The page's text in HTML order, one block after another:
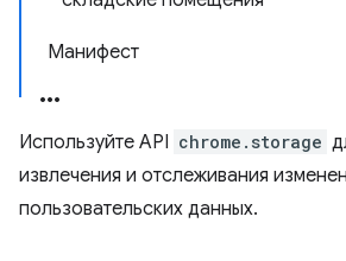
Манифест
Используйте API chrome.storage
извлечения и отслеживания
пользовательских данных.